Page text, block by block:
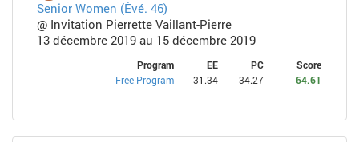
Senior Women (Évé. 46)
@ Invitation Pierrette Vaillant-Pierre
13 décembre 2019 au 15 décembre 2019
Program EE PC
Score
Free Program
31.34 34.27 64.61